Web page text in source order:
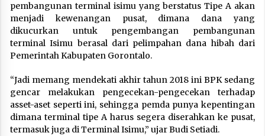
pembangunan terminal isimu yang berstatus Tipe A akan
menjadi kewenangan pusat, dimana dana yang
dikucurkan untuk pengembangan pembangunan
terminal Isimu berasal dari pelimpahan dana hibah dari
Pemerintah Kabupaten Gorontalo.
“Jadi memang mendekati akhir tahun 2018 ini BPK sedang
gencar melakukan pengecekan-pengecekan terhadap
asset-aset seperti ini, sehingga pemda punya kepentingan
dimana terminal tipe A harus segera diserahkan ke pusat,
termasuk juga di Terminal Isimu,” ujar Budi Setiadi.